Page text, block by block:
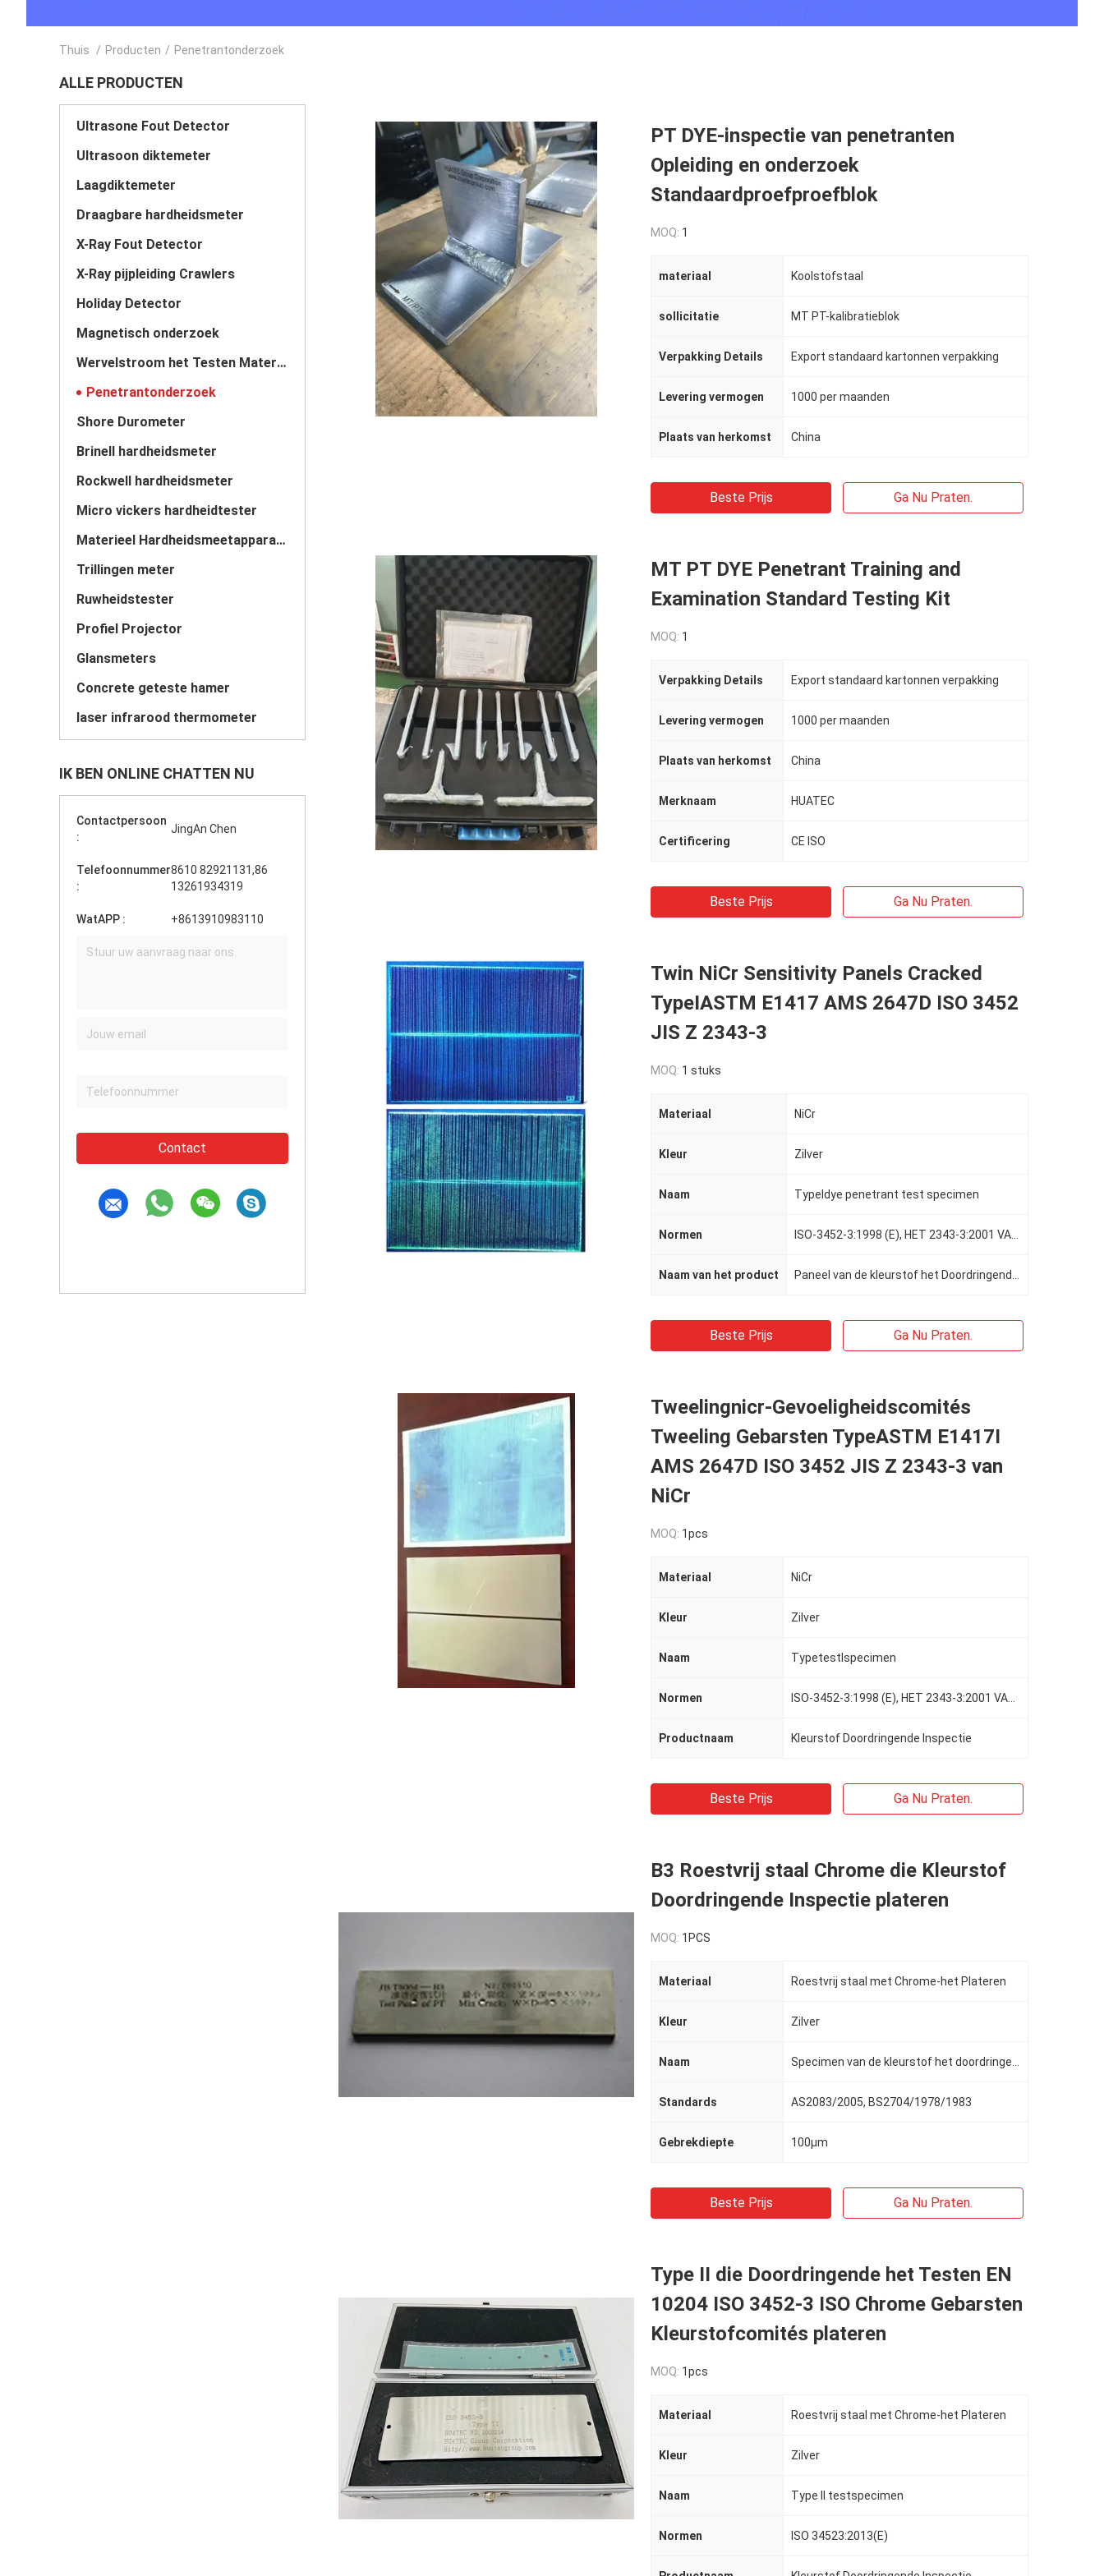
Thuis / Producten / Penetrantonderzoek
ALLE PRODUCTEN
Ultrasone Fout Detector
Ultrasoon diktemeter
Laagdiktemeter
Draagbare hardheidsmeter
X-Ray Fout Detector
X-Ray pijpleiding Crawlers
Holiday Detector
Magnetisch onderzoek
Wervelstroom het Testen Materiaal
Penetrantonderzoek
Shore Durometer
Brinell hardheidsmeter
Rockwell hardheidsmeter
Micro vickers hardheidtester
Materieel Hardheidsmeetapparaat
Trillingen meter
Ruwheidstester
Profiel Projector
Glansmeters
Concrete geteste hamer
laser infrarood thermometer
IK BEN ONLINE CHATTEN NU
Contactpersoon
:
JingAn Chen
Telefoonnummer
:
8610 82921131,86
13261934319
WatAPP : +8613910983110
Contact
PT DYE-inspectie van penetranten
Opleiding en onderzoek
Standaardproefproefblok
MOQ: 1
materiaal Koolstofstaal
sollicitatie MT PT-kalibratieblok
Verpakking Details Export standaard kartonnen verpakking
Levering vermogen 1000 per maanden
Plaats van herkomst China
Beste Prijs Ga Nu Praten.
MT PT DYE Penetrant Training and
Examination Standard Testing Kit
MOQ: 1
Verpakking Details Export standaard kartonnen verpakking
Levering vermogen 1000 per maanden
Plaats van herkomst China
Merknaam HUATEC
Certificering CE ISO
Beste Prijs Ga Nu Praten.
Twin NiCr Sensitivity Panels Cracked
TypeIASTM E1417 AMS 2647D ISO 3452
JIS Z 2343-3
MOQ: 1 stuks
Materiaal NiCr
Kleur Zilver
Naam TypeⅠdye penetrant test specimen
Normen
Naam van het product
Beste Prijs Ga Nu Praten.
Tweelingnicr-Gevoeligheidscomités
Tweeling Gebarsten TypeASTM E1417Ⅰ
AMS 2647D ISO 3452 JIS Z 2343-3 van
NiCr
MOQ: 1pcs
Materiaal NiCr
Kleur Zilver
Naam TypetestⅠspecimen
Normen
Productnaam Kleurstof Doordringende Inspectie
Beste Prijs Ga Nu Praten.
B3 Roestvrij staal Chrome die Kleurstof
Doordringende Inspectie plateren
MOQ: 1PCS
Materiaal Roestvrij staal met Chrome-het Plateren
Kleur Zilver
Naam
Standards AS2083/2005, BS2704/1978/1983
Gebrekdiepte 100µm
Beste Prijs Ga Nu Praten.
Type II die Doordringende het Testen EN
10204 ISO 3452-3 ISO Chrome Gebarsten
Kleurstofcomités plateren
MOQ: 1pcs
Materiaal Roestvrij staal met Chrome-het Plateren
Kleur Zilver
Naam Type II testspecimen
Normen ISO 34523:2013(E)